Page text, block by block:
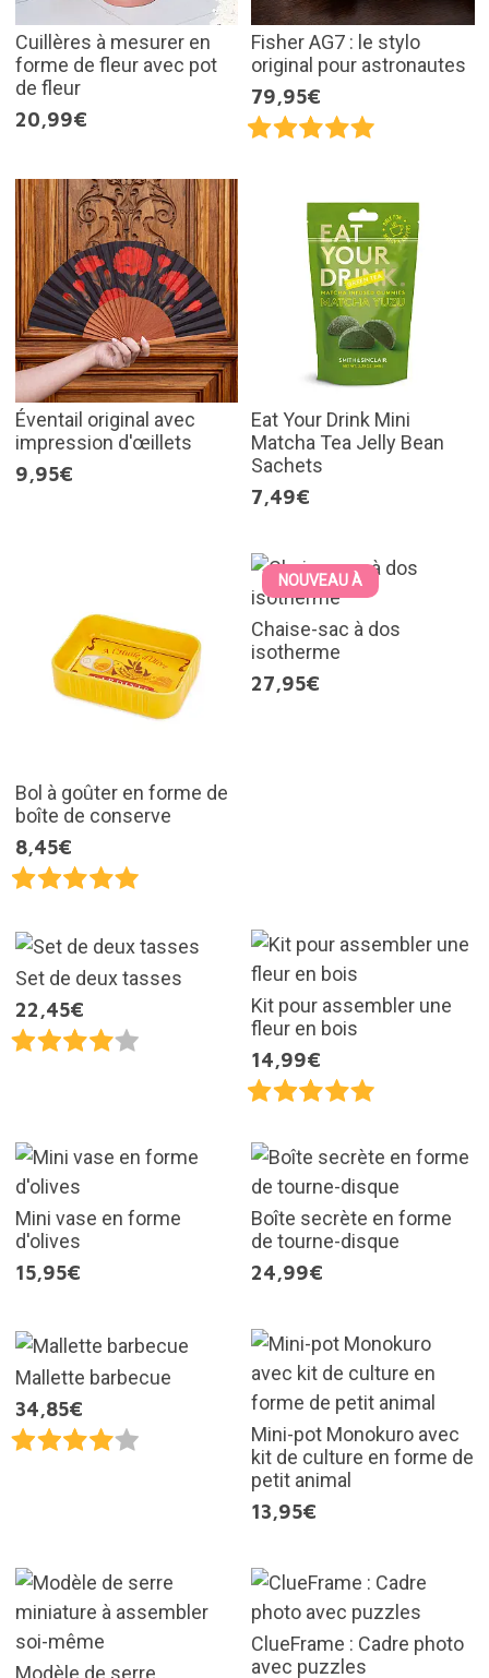
Cuillères à mesurer en
forme de fleur avec pot
de fleur
20,99€
Fisher AG7 : le stylo
original pour astronautes
79,95€
Éventail original avec
impression d'œillets
9,95€
Eat Your Drink Mini
Matcha Tea Jelly Bean
Sachets
7,49€
Bol à goûter en forme de
boîte de conserve
8,45€
NOUVEAU À
Chaise-sac à dos
isotherme
27,95€
Set de deux tasses
22,45€
Kit pour assembler une
fleur en bois
14,99€
Mini vase en forme
d'olives
15,95€
Boîte secrète en forme
de tourne-disque
24,99€
Mallette barbecue
34,85€
Mini-pot Monokuro avec
kit de culture en forme de
petit animal
13,95€
ClueFrame : Cadre photo
avec puzzles